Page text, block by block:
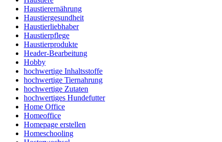
Haustierernährung
Haustiergesundheit
Haustierliebhaber
Haustierpflege
Haustierprodukte
Header-Bearbeitung
Hobby
hochwertige Inhaltsstoffe
hochwertige Tiernahrung
hochwertige Zutaten
hochwertiges Hundefutter
Home Office
Homeoffice
Homepage erstellen
Homeschooling